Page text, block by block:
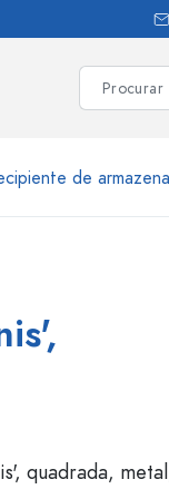
de
mecânica